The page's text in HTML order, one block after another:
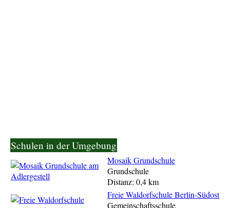
Schulen in der Umgebung
Mosaik Grundschule
Grundschule
Distanz: 0,4 km
Freie Waldorfschule Berlin-Südost
Gemeinschaftsschule